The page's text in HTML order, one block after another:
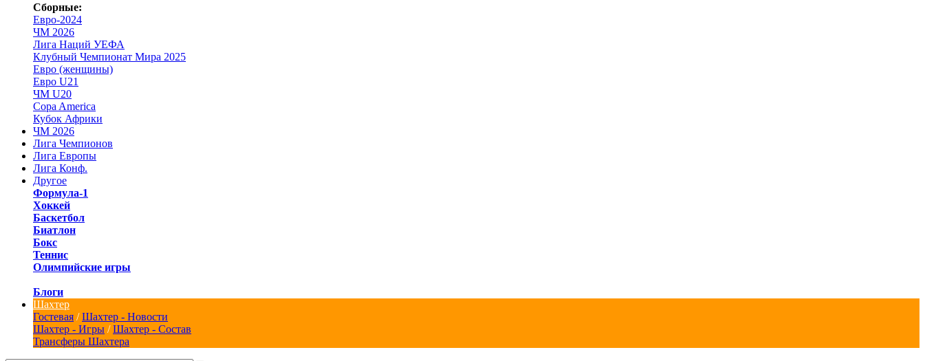
Сборные:
Евро-2024
ЧМ 2026
Лига Наций УЕФА
Клубный Чемпионат Мира 2025
Евро (женщины)
Евро U21
ЧМ U20
Copa America
Кубок Африки
ЧМ 2026
Лига Чемпионов
Лига Европы
Лига Конф.
Другое
Формула-1
Хоккей
Баскетбол
Биатлон
Бокс
Теннис
Олимпийские игры
Блоги
Шахтер
Гостевая /Шахтер - Новости
Шахтер - Игры /Шахтер - Состав
Трансферы Шахтера